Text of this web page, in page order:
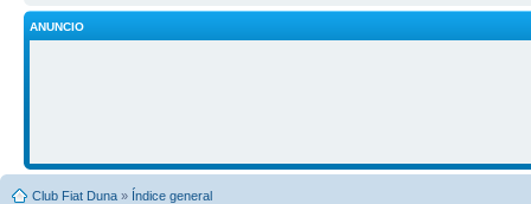
ANUNCIO
Club Fiat Duna » Índice general